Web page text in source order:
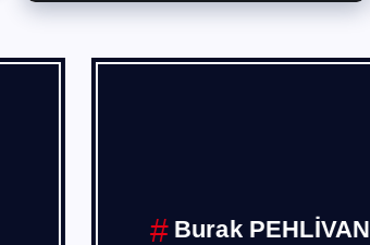
Burak PEHLİVAN